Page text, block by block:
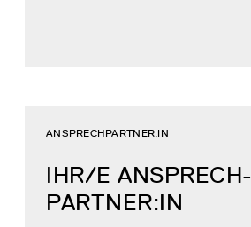
IHR/E ANSPRECH­
PARTNER:IN
ANSPRECHPARTNER:IN